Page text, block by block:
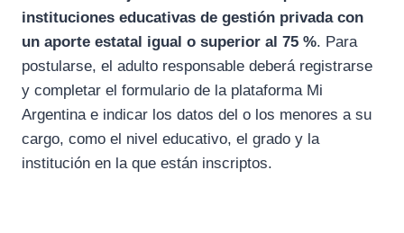
instituciones educativas de gestión privada con
un aporte estatal igual o superior al 75 %. Para
postularse, el adulto responsable deberá registrarse
y completar el formulario de la plataforma Mi
Argentina e indicar los datos del o los menores a su
cargo, como el nivel educativo, el grado y la
institución en la que están inscriptos.